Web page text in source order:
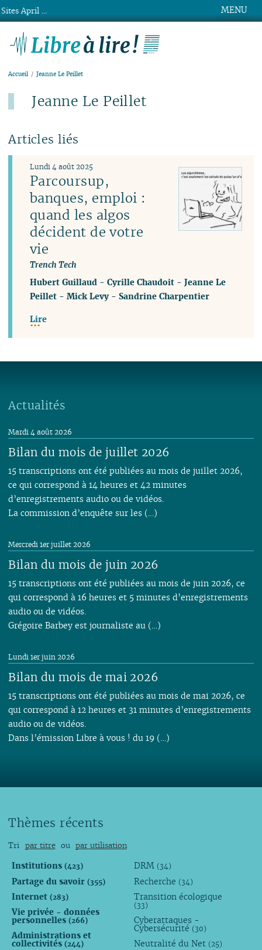
MENU
Accueil Jeanne Le Peillet
Jeanne Le Peillet
Articles liés
Parcoursup,
banques, emploi :
quand les algos
décident de votre
vie
Trench Tech
Lundi 4 août 2025
Hubert Guillaud -Cyrille Chaudoit -Jeanne Le
Peillet -Mick Levy-Sandrine Charpentier
Lire
Actualités
Bilan du mois de juillet 2026
Mardi 4 août 2026
15 transcriptions ont été publiées au mois de juillet 2026,
ce qui correspond à 14 heures et 42 minutes
d’enregistrements audio ou de vidéos.
La commission d’enquête sur les (…)
Bilan du mois de juin 2026
Mercredi 1er juillet 2026
15 transcriptions ont été publiées au mois de juin 2026, ce
qui correspond à 16 heures et 5 minutes d’enregistrements
audio ou de vidéos.
Grégoire Barbey est journaliste au (…)
Bilan du mois de mai 2026
Lundi 1er juin 2026
15 transcriptions ont été publiées au mois de mai 2026, ce
qui correspond à 12 heures et 31 minutes d’enregistrements
audio ou de vidéos.
Dans l’émission Libre à vous ! du 19 (…)
Thèmes récents
Tri par titre ou par utilisation
Institutions (423)
Partage du savoir (355)
Internet (283)
Vie privée - données
personnelles (266)
Administrations et
collectivités (244)
DRM (34)
Recherche (34)
Transition écologique
(33)
Cyberattaques -
Cybersécurité (30)
Neutralité du Net (25)
Sites April ...